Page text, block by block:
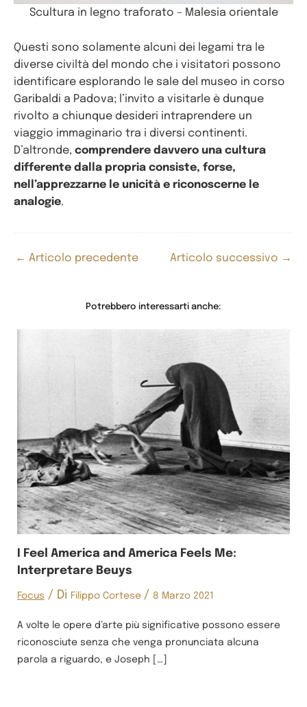
Scultura in legno traforato – Malesia orientale
Questi sono solamente alcuni dei legami tra le
diverse civiltà del mondo che i visitatori possono
identificare esplorando le sale del museo in corso
Garibaldi a Padova; l’invito a visitarle è dunque
rivolto a chiunque desideri intraprendere un
viaggio immaginario tra i diversi continenti.
D’altronde, comprendere davvero una cultura
differente dalla propria consiste, forse,
nell’apprezzarne le unicità e riconoscerne le
analogie.
← Articolo precedente Articolo successivo →
Potrebbero interessarti anche:
I Feel America and America Feels Me:
Interpretare Beuys
Focus / Di Filippo Cortese / 8 Marzo 2021
A volte le opere d’arte più significative possono essere
riconosciute senza che venga pronunciata alcuna
parola a riguardo, e Joseph […]